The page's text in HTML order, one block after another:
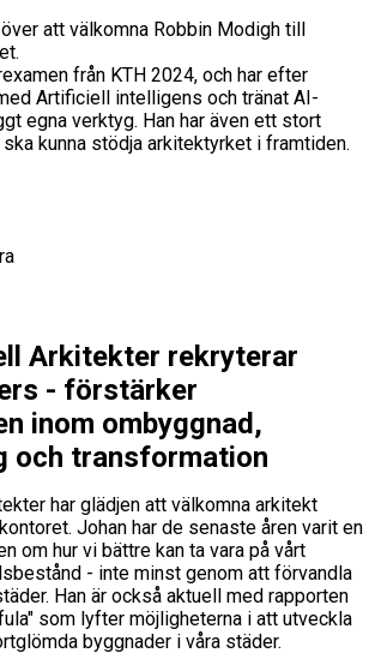
att välkomna Robbin Modigh till
från KTH 2024, och har efter
Artificiell intelligens och tränat AI-
egna verktyg. Han har även ett stort
kunna stödja arkitektyrket i framtiden.
Arkitekter rekryterar
- förstärker
inom ombyggnad,
och transformation
har glädjen att välkomna arkitekt
Johan har de senaste åren varit en
om hur vi bättre kan ta vara på vårt
- inte minst genom att förvandla
Han är också aktuell med rapporten
som lyfter möjligheterna i att utveckla
byggnader i våra städer.